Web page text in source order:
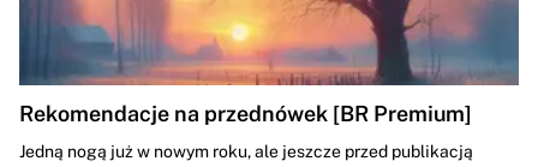
Rekomendacje na przednówek [BR Premium]
Jedną nogą już w nowym roku, ale jeszcze przed publikacją